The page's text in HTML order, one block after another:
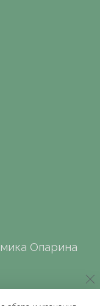
Опарина